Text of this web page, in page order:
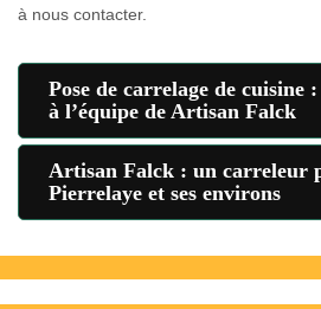
à nous contacter.
Pose de carrelage de cuisine
à l’équipe de Artisan Falck
Artisan Falck : un carreleur
Pierrelaye et ses environs